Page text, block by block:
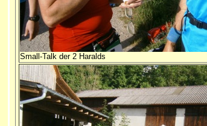
Small-Talk der 2 Haralds